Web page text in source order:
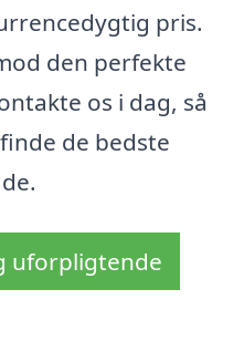
pris.
den perfekte
os i dag, så
de bedste
uforpligtende